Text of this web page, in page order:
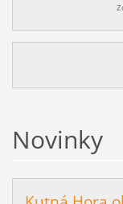
Novinky